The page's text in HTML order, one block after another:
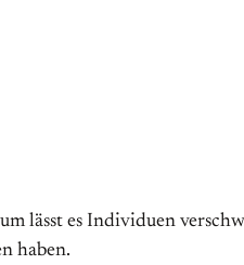
lässt es Individuen
haben.